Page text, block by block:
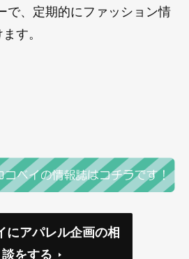
で、定期的にファッション情
す。
にアパレル企画の相
談をする